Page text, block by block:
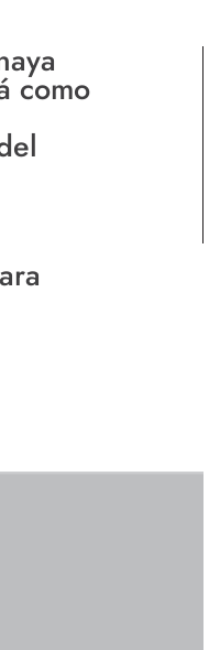
como